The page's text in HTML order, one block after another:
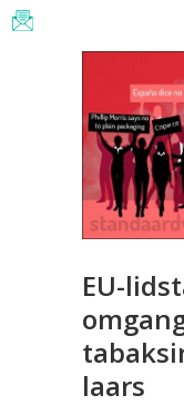
EU-
laars